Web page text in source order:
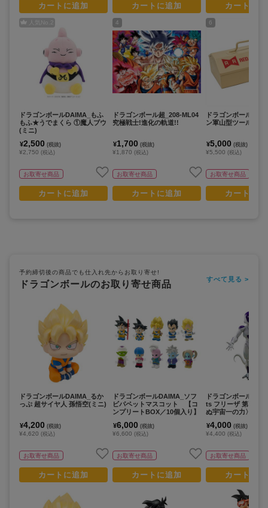
カートに追加
人気No. 2
ドラゴンボールDAIMA_もふ
もふ★うでまくら ①魔人ブウ
(ミニ)
¥2,500 (税抜)
¥2,750 (税込)
お取寄せ商品
カートに追加
カートに追加
4
ドラゴンボール超_208-ML04
究極戦士!進化の軌道!!
¥1,700 (税抜)
¥1,870 (税込)
お取寄せ商品
カートに追加
カートに
6
ドラゴンボール_レ
ン軍山型ツールボッ
¥5,000 (税抜)
¥5,500 (税込)
お取寄せ商品
カートに
予約締切後の商品でも仕入れ先からお取り寄せ!
ドラゴンボールのお取り寄せ商品 すべて見る >
ドラゴンボールDAIMA_るか
っぷ 超サイヤ人 孫悟空(ミニ)
¥4,200 (税抜)
¥4,620 (税込)
お取寄せ商品
カートに追加
ドラゴンボールDAIMA_ソフ
ビパペットマスコット 【コ
ンプリートBOX／10個入り】
¥6,000 (税抜)
¥6,600 (税込)
お取寄せ商品
カートに追加
ドラゴンボール
ts フリーザ 第四形
ぬ宇宙一の力〉
¥4,000 (税抜)
¥4,400 (税込)
お取寄せ商品
カートに